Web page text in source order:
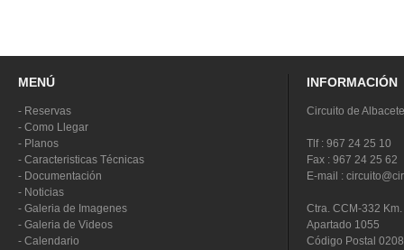
MENÚ
- Reservas
- Como Llegar
- Planos
- Caracteristicas Técnicas
- Documentación
- Noticias
- Galeria de Imagenes
- Galeria de Videos
- Calendario
INFORMACIÓN
Circuito de Albacete
Tlf : 967 24 25 10
Fax : 967 24 25 62
E-mail :
Ctra. CCM-332
Apartado 1055
Código Postal